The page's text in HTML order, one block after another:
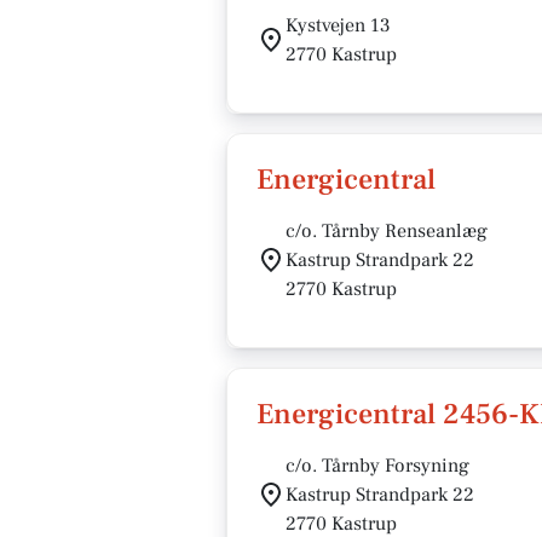
Kystvejen 13
2770 Kastrup
Energicentral
c/o. Tårnby Renseanlæg
Kastrup Strandpark 22
2770 Kastrup
Energicentral 2456-
c/o. Tårnby Forsyning
Kastrup Strandpark 22
2770 Kastrup